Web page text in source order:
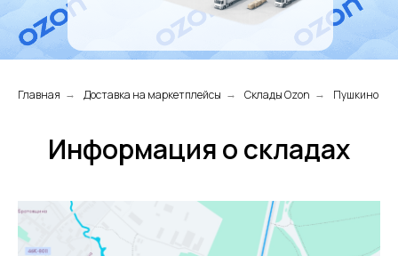
Главная → Доставка на маркетплейсы → Склады Ozon → Пушкино
Информация о складах